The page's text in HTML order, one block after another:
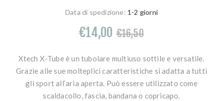
Data di spedizione: 1-2 giorni
€14,00 €16,50
Xtech X-Tube è un tubolare multiuso sottile e versatile.
Grazie alle sue molteplici caratteristiche si adatta a tutti
gli sport all’aria aperta. Può essere utilizzato come
scaldacollo, fascia, bandana o copricapo.